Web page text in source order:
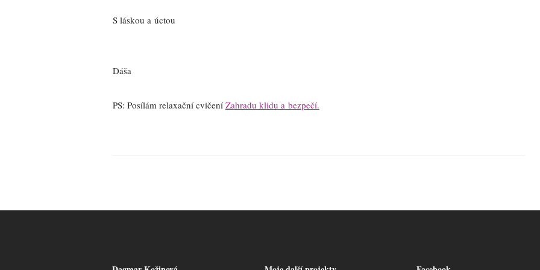
S láskou a úctou
Dáša
PS: Posílám relaxační cvičeníZahradu klidu a bezpečí.